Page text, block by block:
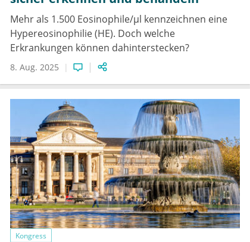
Mehr als 1.500 Eosinophile/µl kennzeichnen eine
Hypereosinophilie (HE). Doch welche
Erkrankungen können dahinterstecken?
8. Aug. 2025
Kongress